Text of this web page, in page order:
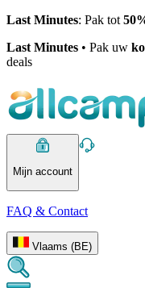
Last Minutes: Pak tot
Last Minutes • Pak uw
deals
Mijn account
FAQ & Contact
Vlaams (BE)